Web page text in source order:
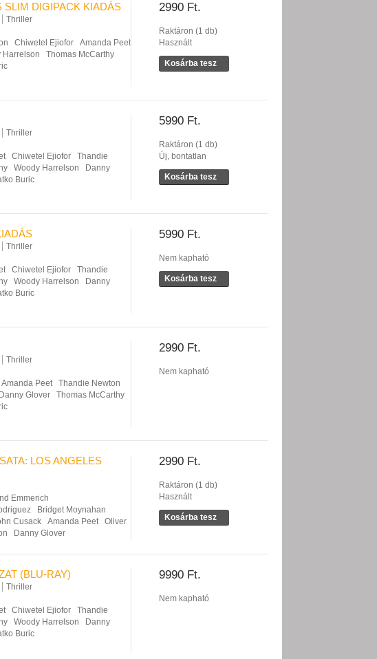
2990 Ft.
Raktáron (1 db)
Használt
Kosárba tesz
SLIM DIGIPACK KIADÁS
Thriller
Chiwetel Ejiofor
Amanda Peet
Harrelson
Thomas McCarthy
5990 Ft.
Raktáron (1 db)
Új, bontatlan
Kosárba tesz
Thriller
Chiwetel Ejiofor
Thandie
Woody Harrelson
Danny
Buric
5990 Ft.
Nem kapható
Kosárba tesz
Thriller
Chiwetel Ejiofor
Thandie
Woody Harrelson
Danny
Buric
2990 Ft.
Nem kapható
Thriller
Amanda Peet
Thandie Newton
Danny Glover
Thomas McCarthy
2990 Ft.
Raktáron (1 db)
Használt
Kosárba tesz
LOS ANGELES
Emmerich
Bridget Moynahan
Cusack Amanda Peet
Oliver
Danny Glover
9990 Ft.
Nem kapható
(BLU-RAY)
Thriller
Chiwetel Ejiofor
Thandie
Woody Harrelson
Danny
Buric